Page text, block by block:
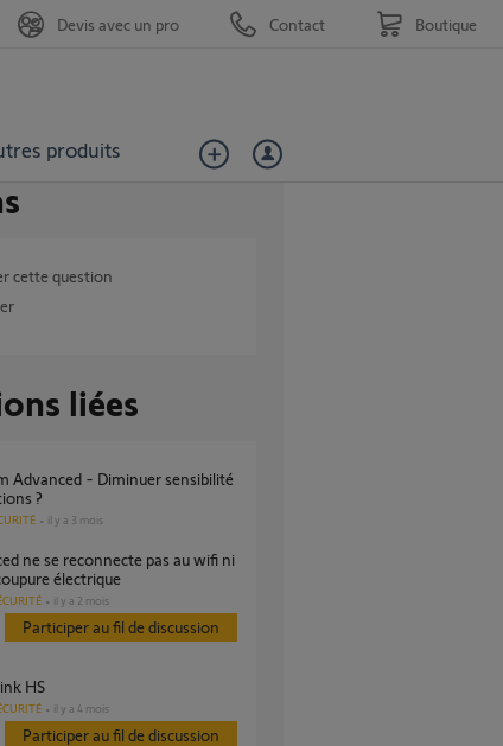
produits
Devis avec un pro Contact Boutique
cette question
liées
?
il y a 3 mois
électrique
il y a 2 mois
Participer au fil de discussion
HS
il y a 4 mois
Participer au fil de discussion